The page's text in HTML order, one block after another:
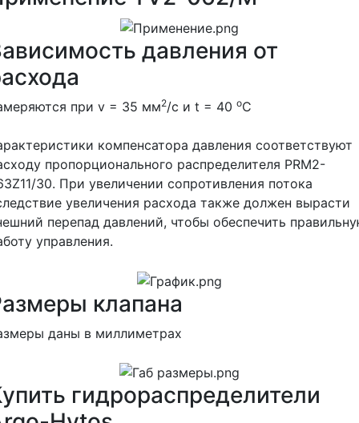
давления от
при v = 35 мм2/с и t = 40 оС
компенсатора давления соответствуют
пропорционального распределителя РRМ2-
30. При увеличении сопротивления потока
увеличения расхода также должен вырасти
перепад давлений, чтобы обеспечить
управления.
клапана
даны в миллиметрах
гидрораспределители